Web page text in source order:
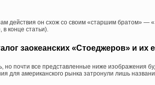
действия он схож со своим «старшим братом» —
конце статьи).
заокеанских «Стоеджеров» и их
но почти все представленные ниже изображения
для американского рынка затронули лишь